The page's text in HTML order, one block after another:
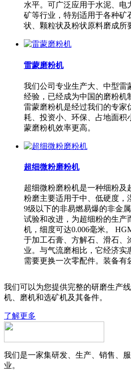
水平。可广泛应用于水泥、电
矿等行业，特别适用于各种矿
状、颗粒状及粉状原料磨成所
雷蒙磨粉机
我们公司专业生产大、中型雷
经验，已经成为中国的磨粉机
雷蒙磨粉机是经过我们的专家
耗、投资小、环保、占地面积
蒙磨粉机效率更高。
超细微粉磨粉机
超细微粉磨粉机是一种细粉及
粉磨主要适用于中、低硬度，
9级以下的非易燃易爆的非金
试验和改进，为超细粉的生产
机，细度可达0.006毫米。
于加工石膏、方解石、滑石、
业。与气流磨相比，它经济实
需要更换一次零配件。装备有
我们可以为您提供完整的研磨生产
机、磨机和选矿机及其备件。
了解更多
我们是一家集研发、生产、销售、
业。